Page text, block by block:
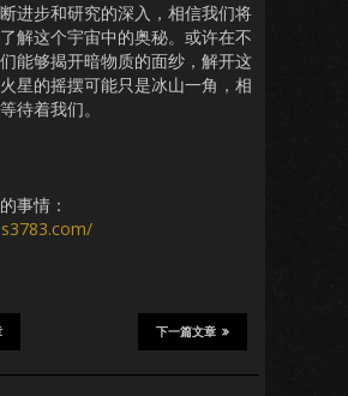
进步和研究的深入，相信我们将
解这个宇宙中的奥秘。或许在不
能够揭开暗物质的面纱，解开这
星的摇摆可能只是冰山一角，相
待着我们。
事情：
下一篇文章